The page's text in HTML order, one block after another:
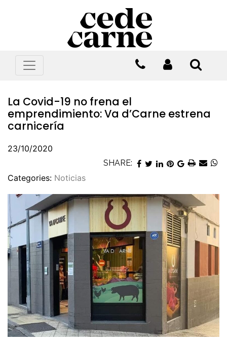
La Covid-19 no frena el
emprendimiento: Va d’Carne estrena
carnicería
23/10/2020
SHARE:
Categories: Noticias